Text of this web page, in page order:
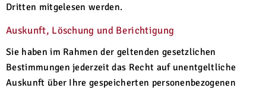
Dritten mitgelesen werden.
Auskunft, Löschung und Berichtigung
Sie haben im Rahmen der geltenden gesetzlichen
Bestimmungen jederzeit das Recht auf unentgeltliche
Auskunft über Ihre gespeicherten personenbezogenen